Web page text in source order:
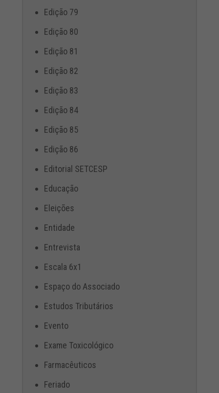
Edição 79
Edição 80
Edição 81
Edição 82
Edição 83
Edição 84
Edição 85
Edição 86
Editorial SETCESP
Educação
Eleições
Entidade
Entrevista
Escala 6x1
Espaço do Associado
Estudos Tributários
Evento
Exame Toxicológico
Farmacêuticos
Feriado